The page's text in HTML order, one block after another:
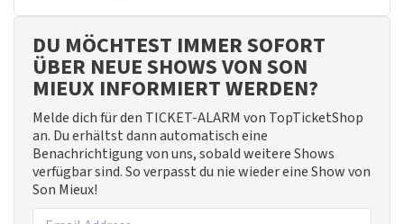
DU MÖCHTEST IMMER SOFORT
ÜBER NEUE SHOWS VON SON
MIEUX INFORMIERT WERDEN?
Melde dich für den TICKET-ALARM von TopTicketShop
an. Du erhältst dann automatisch eine
Benachrichtigung von uns, sobald weitere Shows
verfügbar sind. So verpasst du nie wieder eine Show von
Son Mieux!